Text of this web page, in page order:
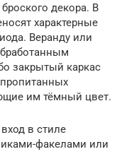
декора. В
характерные
Веранду или
закрытый каркас
им тёмный цвет.
в стиле
факелами или